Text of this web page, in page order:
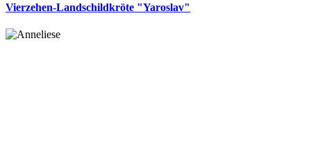
Vierzehen-Landschildkröte "Yaroslav"